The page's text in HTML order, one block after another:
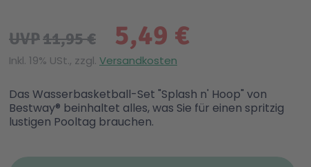
5,49 €
UVP11,95 €
Inkl. 19% USt., zzgl. Versandkosten
Das Wasserbasketball-Set "Splash n' Hoop" von
Bestway® beinhaltet alles, was Sie für einen spritzig
lustigen Pooltag brauchen.